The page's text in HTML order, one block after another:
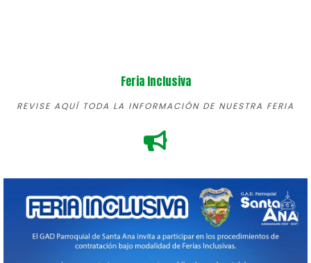
Feria Inclusiva
REVISE AQUÍ TODA LA INFORMACIÓN DE NUESTRA FERIA